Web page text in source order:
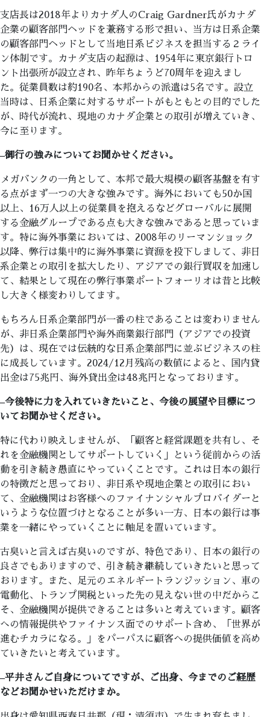
支店長は2018年よりカナダ人のCraig Gardner氏がカナダ
企業の顧客部門ヘッドを兼務する形で担い、当方は日系企業
の顧客部門ヘッドとして当地日系ビジネスを担当する２ライ
ン体制です。カナダ支店の起源は、1954年に東京銀行トロ
ント出張所が設立され、昨年ちょうど70周年を迎えまし
た。従業員数は約190名、本邦からの派遣は5名です。設立
当時は、日系企業に対するサポートがもともとの目的でした
が、時代が流れ、現地のカナダ企業との取引が増えていき、
今に至ります。
–御行の強みについてお聞かせください。
メガバンクの一角として、本邦で最大規模の顧客基盤を有す
る点がまず一つの大きな強みです。海外においても50か国
以上、16万人以上の従業員を抱えるなどグローバルに展開
する金融グループである点も大きな強みであると思っていま
す。特に海外事業においては、2008年のリーマンショック
以降、弊行は集中的に海外事業に資源を投下しまして、非日
系企業との取引を拡大したり、アジアでの銀行買収を加速し
て、結果として現在の弊行事業ポートフォーリオは昔と比較
し大きく様変わりしてます。
もちろん日系企業部門が一番の柱であることは変わりません
が、非日系企業部門や海外商業銀行部門（アジアでの投資
先）は、現在では伝統的な日系企業部門に並ぶビジネスの柱
に成長しています。2024/12月残高の数値によると、国内貸
出金は75兆円、海外貸出金は48兆円となっております。
–今後特に力を入れていきたいこと、今後の展望や目標につ
いてお聞かせください。
特に代わり映えしませんが、「顧客と経営課題を共有し、そ
れを金融機関としてサポートしていく」という従前からの活
動を引き続き愚直にやっていくことです。これは日本の銀行
の特徴だと思っており、非日系や現地企業との取引におい
て、金融機関はお客様へのファイナンシャルプロバイダーと
いうような位置づけとなることが多い一方、日本の銀行は事
業を一緒にやっていくことに軸足を置いています。
古臭いと言えば古臭いのですが、特色であり、日本の銀行の
良さでもありますので、引き続き継続していきたいと思って
おります。また、足元のエネルギートランジッション、車の
電動化、トランプ関税といった先の見えない世の中だからこ
そ、金融機関が提供できることは多いと考えています。顧客
への情報提供やファイナンス面でのサポート含め、「世界が
進むチカラになる。」をパーパスに顧客への提供価値を高め
ていきたいと考えています。
–平井さんご自身についてですが、ご出身、今までのご経歴
などお聞かせいただけまか。